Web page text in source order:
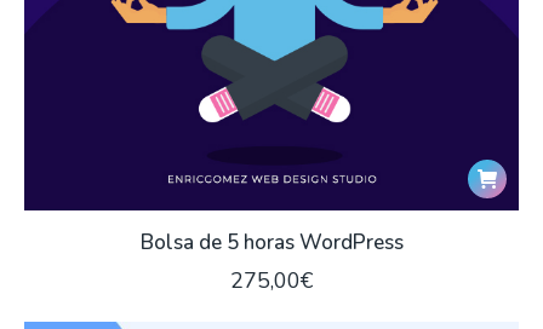
Bolsa de 5 horas WordPress
275,00€